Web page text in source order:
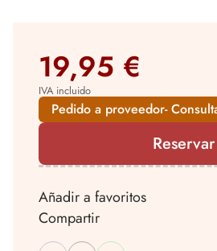
19,95 €
IVA incluido
Pedido a proveedor-
Reservar
Añadir a favoritos
Compartir